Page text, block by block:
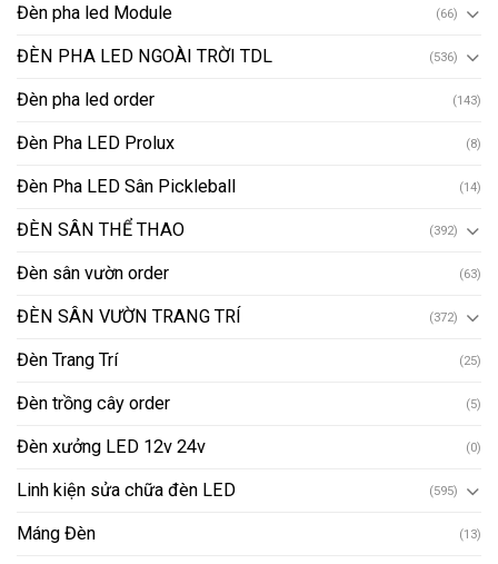
Đèn pha led Module (66)
ĐÈN PHA LED NGOÀI TRỜI TDL (536)
Đèn pha led order (143)
Đèn Pha LED Prolux (8)
Đèn Pha LED Sân Pickleball (14)
ĐÈN SÂN THỂ THAO (392)
Đèn sân vườn order (63)
ĐÈN SÂN VƯỜN TRANG TRÍ (372)
Đèn Trang Trí (25)
Đèn trồng cây order (5)
Đèn xưởng LED 12v 24v (0)
Linh kiện sửa chữa đèn LED (595)
Máng Đèn (13)